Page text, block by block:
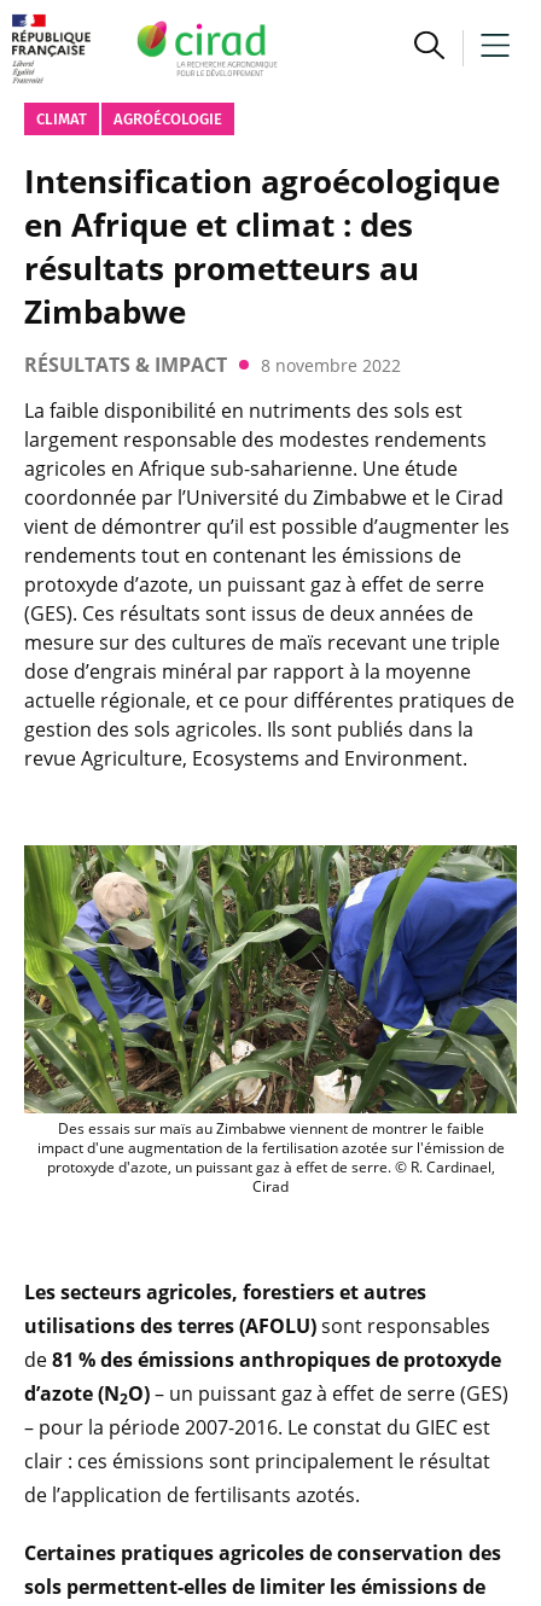
CLIMAT AGROÉCOLOGIE
Intensification agroécologique
en Afrique et climat : des
résultats prometteurs au
Zimbabwe
RÉSULTATS & IMPACT 8 novembre 2022
La faible disponibilité en nutriments des sols est
largement responsable des modestes rendements
agricoles en Afrique sub-saharienne. Une étude
coordonnée par l’Université du Zimbabwe et le Cirad
vient de démontrer qu’il est possible d’augmenter les
rendements tout en contenant les émissions de
protoxyde d’azote, un puissant gaz à effet de serre
(GES). Ces résultats sont issus de deux années de
mesure sur des cultures de maïs recevant une triple
dose d’engrais minéral par rapport à la moyenne
actuelle régionale, et ce pour différentes pratiques de
gestion des sols agricoles. Ils sont publiés dans la
revue Agriculture, Ecosystems and Environment.
Des essais sur maïs au Zimbabwe
Des essais sur maïs au Zimbabwe viennent de montrer le faible
impact d'une augmentation de la fertilisation azotée sur l'émission de
protoxyde d'azote, un puissant gaz à effet de serre. © R. Cardinael,
Cirad
Les secteurs agricoles, forestiers et autres
utilisations des terres (AFOLU)sont responsables
de81 % des émissions anthropiques de protoxyde
d’azote (N2O)– un puissant gaz à effet de serre (GES)
– pour la période 2007-2016. Le constat du GIEC est
clair : ces émissions sont principalement le résultat
de l’application de fertilisants azotés.
Certaines pratiques agricoles de conservation des
sols permettent-elles de limiter les émissions de